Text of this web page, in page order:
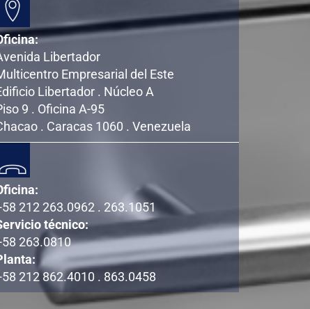
Libertador
Empresarial del Este
Libertador . Núcleo A
9 . Oficina A-95
. Caracas 1060 . Venezuela
212 263.0962 . 263.1051
técnico:
263.0810
212 862.4010 . 863.0458